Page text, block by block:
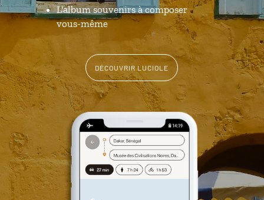
L'album souvenirs à composer
vous-même
DÉCOUVRIR LUCIOLE